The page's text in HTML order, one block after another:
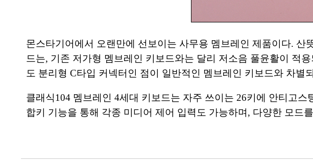
몬스타기어에서 오랜만에 선보이는 사무용 멤브레인 제품이다.
드는, 기존 저가형 멤브레인 키보드와는 달리 저소음 풀윤활이 적
도 분리형 C타입 커넥터인 점이 일반적인 멤브레인 키보드와 차별
클래식104 멤브레인 4세대 키보드는 자주 쓰이는 26키에 안티고
합키 기능을 통해 각종 미디어 제어 입력도 가능하며, 다양한 모드